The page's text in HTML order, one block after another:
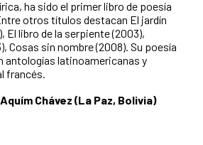
ha sido el primer libro de poesía
otros títulos destacan El jardín
El libro de la serpiente (2003),
Cosas sin nombre (2008). Su poesía
antologías latinoamericanas y
francés.
Chávez (La Paz, Bolivia)